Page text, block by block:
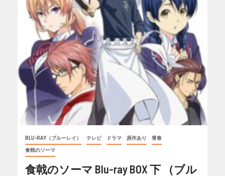
BLU-RAY（ブルーレイ） テレビ ドラマ 原作あり 青春
食戟のソーマ
食戟のソーマ Blu-ray BOX 下 （ブル